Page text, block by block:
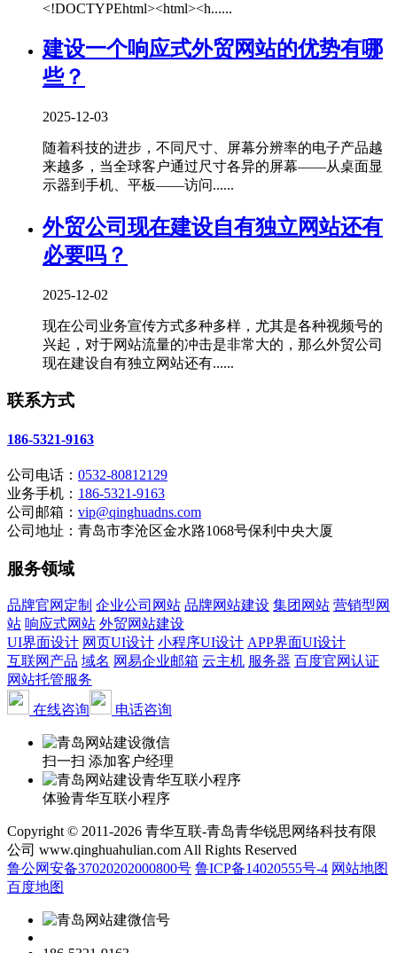
<!DOCTYPEhtml><html><h......
建设一个响应式外贸网站的优势有哪
些？
2025-12-03
随着科技的进步，不同尺寸、屏幕分辨率的电子产品越
来越多，当全球客户通过尺寸各异的屏幕——从桌面显
示器到手机、平板——访问......
外贸公司现在建设自有独立网站还有
必要吗？
2025-12-02
现在公司业务宣传方式多种多样，尤其是各种视频号的
兴起，对于网站流量的冲击是非常大的，那么外贸公司
现在建设自有独立网站还有......
联系方式
186-5321-9163
公司电话： 0532-80812129
业务手机： 186-5321-9163
公司邮箱： vip@qinghuadns.com
公司地址：青岛市李沧区金水路1068号保利中央大厦
服务领域
品牌官网定制 企业公司网站 品牌网站建设 集团网站 营销型网
站 响应式网站 外贸网站建设
UI界面设计 网页UI设计 小程序UI设计 APP界面UI设计
互联网产品 域名 网易企业邮箱 云主机 服务器 百度官网认证
网站托管服务
在线咨询
电话咨询
扫一扫 添加客户经理
体验青华互联小程序
Copyright © 2011-2026 青华互联-青岛青华锐思网络科技有限
公司 www.qinghuahulian.com All Rights Reserved
鲁公网安备37020202000800号 鲁ICP备14020555号-4 网站地图
百度地图